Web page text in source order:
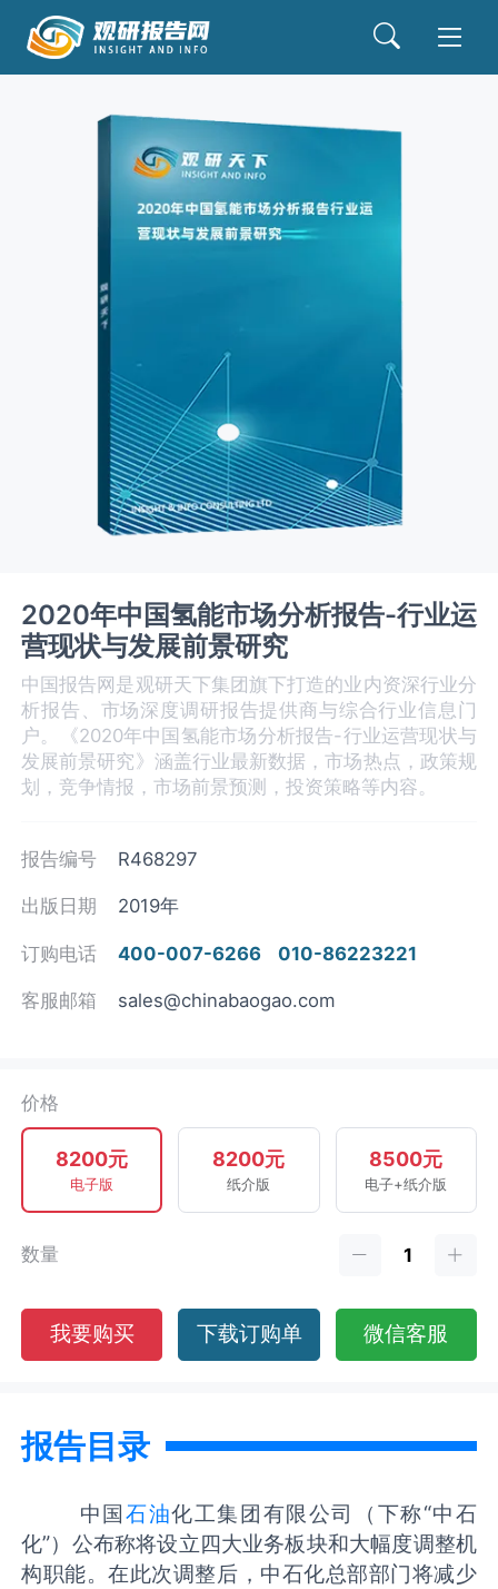
2020年中国氢能市场分析报告-行业运
营现状与发展前景研究
中国报告网是观研天下集团旗下打造的业内资深行业分
析报告、市场深度调研报告提供商与综合行业信息门
户。《2020年中国氢能市场分析报告-行业运营现状与
发展前景研究》涵盖行业最新数据，市场热点，政策规
划，竞争情报，市场前景预测，投资策略等内容。
报告编号 R468297
出版日期 2019年
订购电话 400-007-6266 010-86223221
客服邮箱 sales@chinabaogao.com
价格
8200元
电子版
8200元
纸介版
8500元
电子+纸介版
数量
我要购买 下载订购单 微信客服
报告目录
中国石油化工集团有限公司（下称“中石
化”）公布称将设立四大业务板块和大幅度调整机
构职能。在此次调整后，中石化总部部门将减少